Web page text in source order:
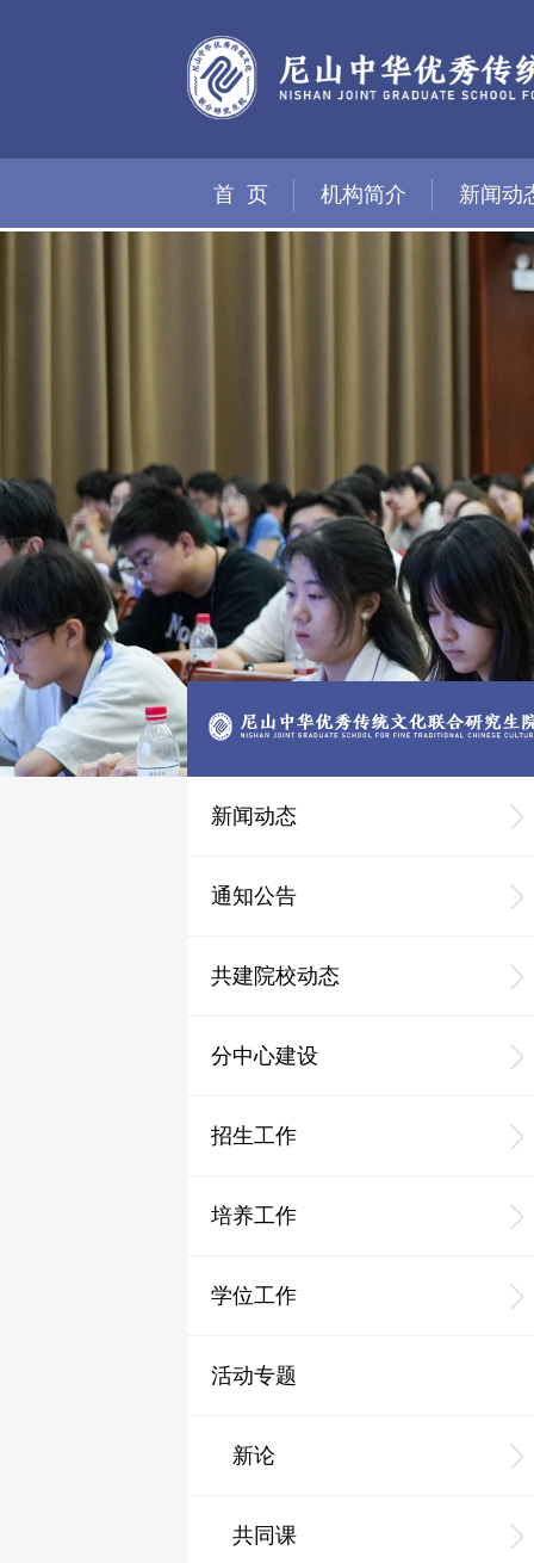
首 页 机构简介 新闻动
新闻动态
通知公告
共建院校动态
分中心建设
招生工作
培养工作
学位工作
活动专题
新论
共同课